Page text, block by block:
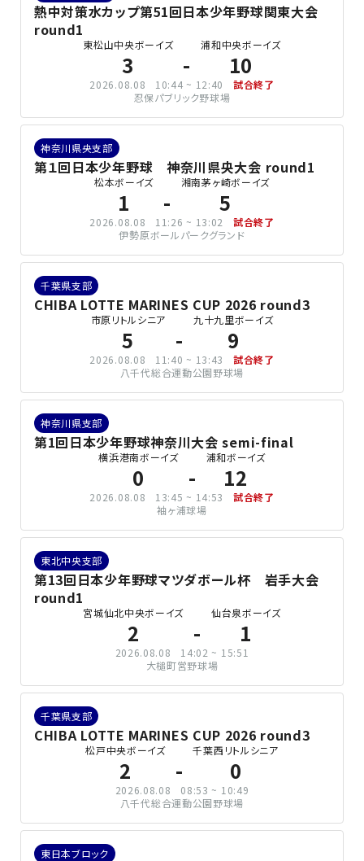
熱中対策水カップ第51回日本少年野球関東大会
round1
東松山中央ボーイズ
3
浦和中央ボーイズ
10
2026.08.08 10:44 ~ 12:40
試合終了
忍保パブリック野球場
神奈川県央支部
第１回日本少年野球 神奈川県央大会 round1
松本ボーイズ
1
湘南茅ヶ崎ボーイズ
5
2026.08.08 11:26 ~ 13:02
試合終了
伊勢原ボールパークグランド
千葉県支部
CHIBA LOTTE MARINES CUP 2026 round3
市原リトルシニア
5
九十九里ボーイズ
9
2026.08.08 11:40 ~ 13:43
試合終了
八千代総合運動公園野球場
神奈川県支部
第1回日本少年野球神奈川大会 semi-final
横浜港南ボーイズ
0
浦和ボーイズ
12
2026.08.08 13:45 ~ 14:53
試合終了
袖ヶ浦球場
東北中央支部
第13回日本少年野球マツダボール杯 岩手大会
round1
宮城仙北中央ボーイズ
2
仙台泉ボーイズ
1
2026.08.08
14:02 ~ 15:51
大槌町営野球場
千葉県支部
CHIBA LOTTE MARINES CUP 2026 round3
松戸中央ボーイズ
2
千葉西リトルシニア
0
2026.08.08
08:53 ~ 10:49
八千代総合運動公園野球場
東日本ブロック